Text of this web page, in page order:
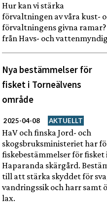
Hur kan vi stärka
förvaltningen av våra kust-
förvaltningens givna ramar?
från Havs- och
Nya bestämmelser för
fisket i Torneälvens
område
2025-04-08 AKTUELLT
HaV och finska Jord- och
skogsbruksministeriet har
fiskebestämmelser för fisket
Haparanda skärgård.
till att stärka skyddet för
vandringssik och harr samt
lax.